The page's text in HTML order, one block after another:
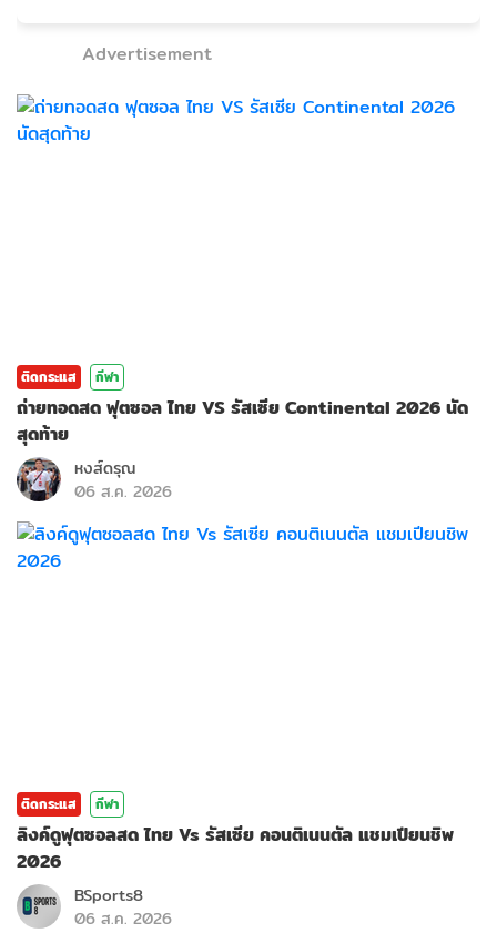
Advertisement
ติดกระแส กีฬา
ถ่ายทอดสด ฟุตซอล ไทย VS รัสเซีย Continental 2026 นัด
สุดท้าย
หงส์ดรุณ
06 ส.ค. 2026
ติดกระแส กีฬา
ลิงค์ดูฟุตซอลสด ไทย Vs รัสเซีย คอนติเนนตัล แชมเปียนชิพ
2026
BSports8
06 ส.ค. 2026